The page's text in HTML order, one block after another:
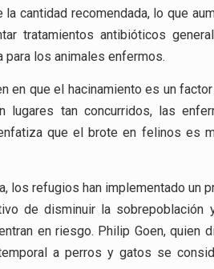
cantidad recomendada, lo que
tratamientos antibióticos
para los animales enfermos.
en que el hacinamiento es un
lugares tan concurridos, las
que el brote en felinos es
los refugios han implementado un
de disminuir la
en riesgo. Philip Goen, quien
a perros y gatos se